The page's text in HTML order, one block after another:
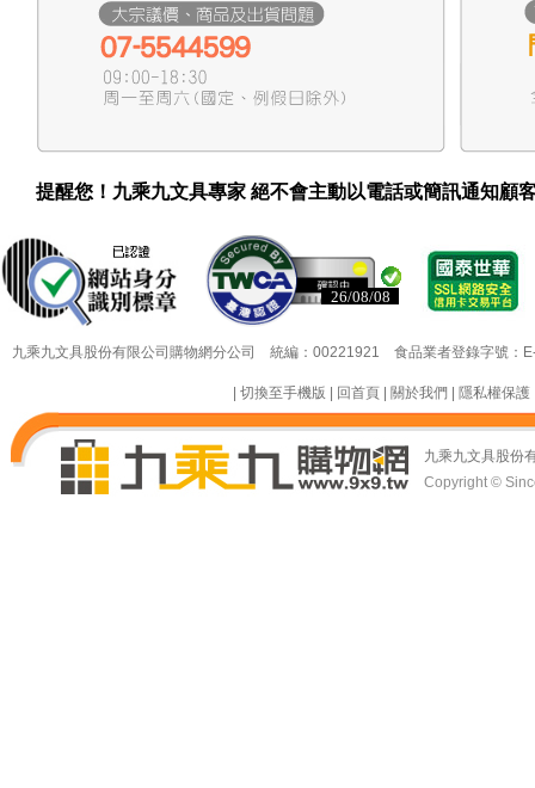
提醒您！九乘九文具專家 絕不會主動以電話或簡訊通知顧
26/08/08
26/08/08
九乘九文具股份有限公司購物網分公司 統編：00221921 食品業者登錄字號
切換至手機版 回首頁| 關於我們 隱私權保護
九乘九文具股份
Copyright ©